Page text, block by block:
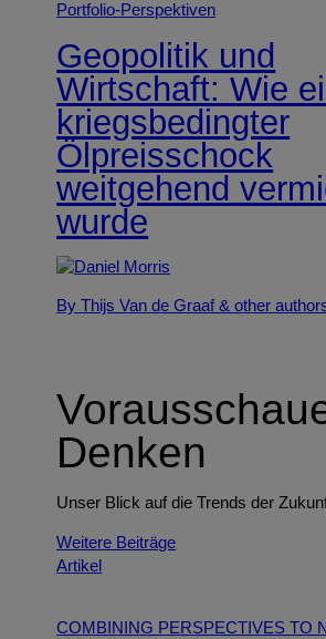
Portfolio-Perspektiven
Geopolitik und
Wirtschaft: Wie
kriegsbedingter
Ölpreisschock
weitgehend
wurde
By Thijs Van de Graaf& other
Denken
Unser Blick auf die Trends der
Weitere Beiträge
Artikel
COMBINING PERSPECTIVES TO